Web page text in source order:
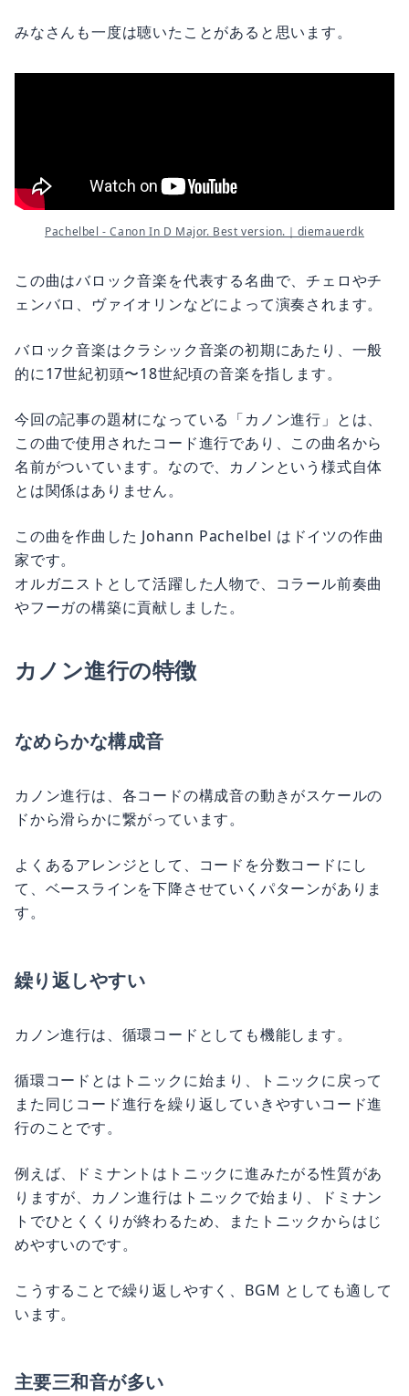
みなさんも一度は聴いたことがあると思います。
Pachelbel - Canon In D Major. Best version.｜diemauerdk
この曲はバロック音楽を代表する名曲で、チェロやチ
ェンバロ、ヴァイオリンなどによって演奏されます。
バロック音楽はクラシック音楽の初期にあたり、一般
的に17世紀初頭〜18世紀頃の音楽を指します。
今回の記事の題材になっている「カノン進行」とは、
この曲で使用されたコード進行であり、この曲名から
名前がついています。なので、カノンという様式自体
とは関係はありません。
この曲を作曲した Johann Pachelbel はドイツの作曲
家です。
オルガニストとして活躍した人物で、コラール前奏曲
やフーガの構築に貢献しました。
カノン進行の特徴
なめらかな構成音
カノン進行は、各コードの構成音の動きがスケールの
ドから滑らかに繋がっています。
よくあるアレンジとして、コードを分数コードにし
て、ベースラインを下降させていくパターンがありま
す。
繰り返しやすい
カノン進行は、循環コードとしても機能します。
循環コードとはトニックに始まり、トニックに戻って
また同じコード進行を繰り返していきやすいコード進
行のことです。
例えば、ドミナントはトニックに進みたがる性質があ
りますが、カノン進行はトニックで始まり、ドミナン
トでひとくくりが終わるため、またトニックからはじ
めやすいのです。
こうすることで繰り返しやすく、BGM としても適して
います。
主要三和音が多い